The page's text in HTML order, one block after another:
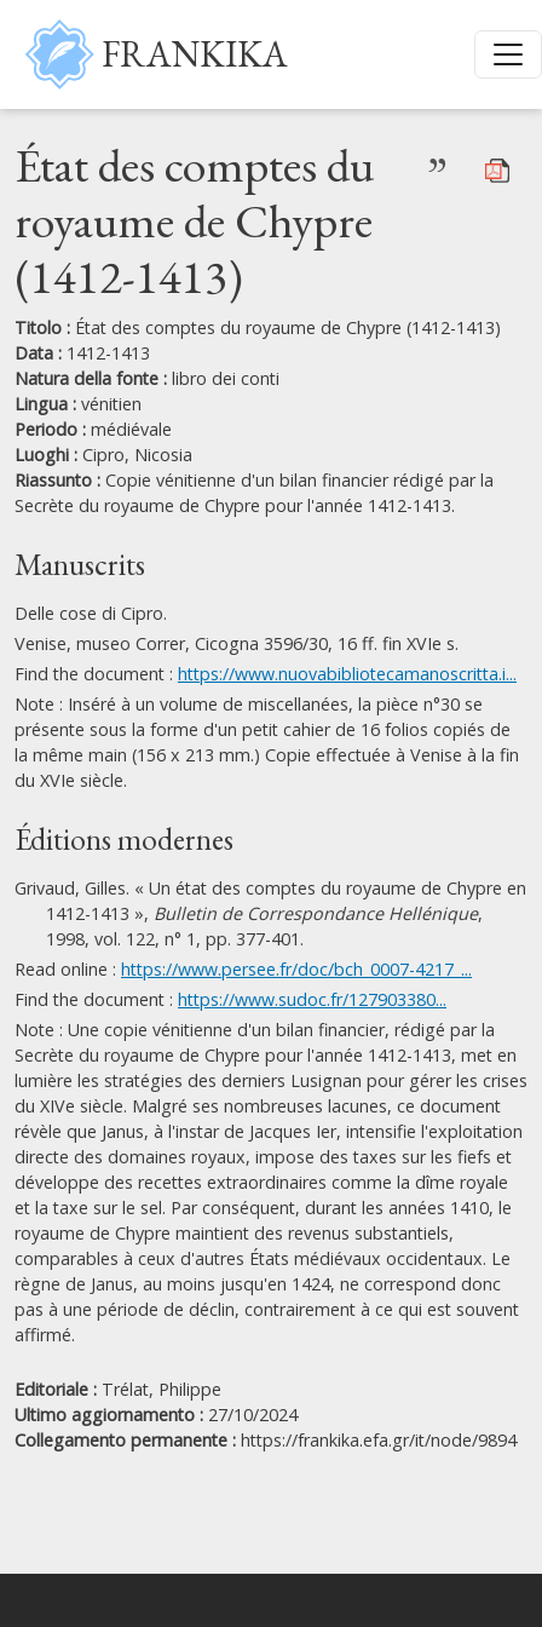
Salta al contenuto principale
FRANKIKA
État des comptes du
royaume de Chypre
(1412-1413)
”
Titolo : État des comptes du royaume de Chypre (1412-1413)
Data : 1412-1413
Natura della fonte : libro dei conti
Lingua : vénitien
Periodo : médiévale
Luoghi : Cipro, Nicosia
Riassunto : Copie vénitienne d'un bilan financier rédigé par la
Secrète du royaume de Chypre pour l'année 1412-1413.
Manuscrits
Delle cose di Cipro.
Venise, museo Correr, Cicogna 3596/30, 16 ff. fin XVIe s.
Find the document : https://www.nuovabibliotecamanoscritta.i...
Note : Inséré à un volume de miscellanées, la pièce n°30 se
présente sous la forme d'un petit cahier de 16 folios copiés de
la même main (156 x 213 mm.) Copie effectuée à Venise à la fin
du XVIe siècle.
Éditions modernes
Grivaud, Gilles. « Un état des comptes du royaume de Chypre en
1412-1413 », Bulletin de Correspondance Hellénique,
1998, vol. 122, n° 1, pp. 377-401.
Read online : https://www.persee.fr/doc/bch_0007-4217_...
Find the document : https://www.sudoc.fr/127903380...
Note : Une copie vénitienne d'un bilan financier, rédigé par la
Secrète du royaume de Chypre pour l'année 1412-1413, met en
lumière les stratégies des derniers Lusignan pour gérer les crises
du XIVe siècle. Malgré ses nombreuses lacunes, ce document
révèle que Janus, à l'instar de Jacques Ier, intensifie l'exploitation
directe des domaines royaux, impose des taxes sur les fiefs et
développe des recettes extraordinaires comme la dîme royale
et la taxe sur le sel. Par conséquent, durant les années 1410, le
royaume de Chypre maintient des revenus substantiels,
comparables à ceux d'autres États médiévaux occidentaux. Le
règne de Janus, au moins jusqu'en 1424, ne correspond donc
pas à une période de déclin, contrairement à ce qui est souvent
affirmé.
Editoriale : Trélat, Philippe
Ultimo aggiornamento : 27/10/2024
Collegamento permanente : https://frankika.efa.gr/it/node/9894